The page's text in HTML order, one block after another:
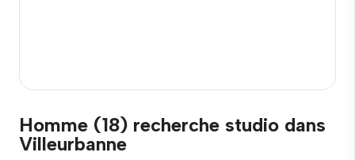
Homme (18) recherche studio dans
Villeurbanne